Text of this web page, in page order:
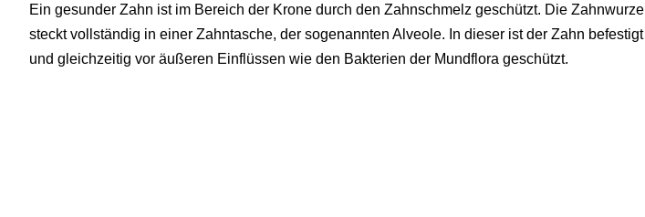
Ein gesunder Zahn ist im Bereich der Krone durch den Zahnschmelz geschützt. Die Zahnwurzel
steckt vollständig in einer Zahntasche, der sogenannten Alveole. In dieser ist der Zahn befestigt
und gleichzeitig vor äußeren Einflüssen wie den Bakterien der Mundflora geschützt.